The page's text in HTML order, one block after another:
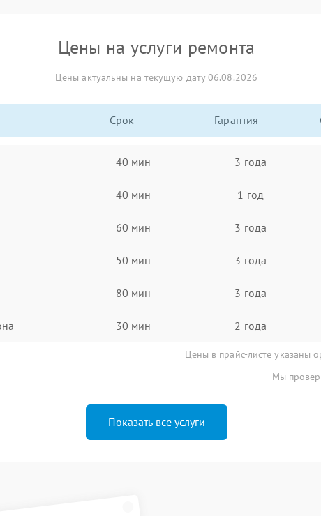
Цены на услуги ремонта
Цены актуальны на текущую дату 06.08.2026
Срок Гарантия
40 мин 3 года
40 мин 1 год
60 мин 3 года
50 мин 3 года
80 мин 3 года
30 мин 2 года
Цены в прайс-листе указаны
Мы
Показать все услуги